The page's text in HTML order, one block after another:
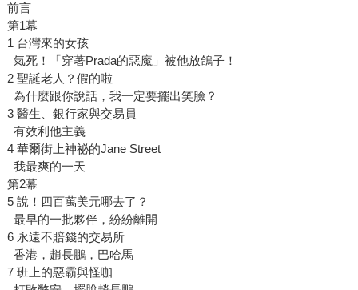
前言
第1幕
1 台灣來的女孩
氣死！「穿著Prada的惡魔」被他放鴿子！
2 聖誕老人？假的啦
為什麼跟你說話，我一定要擺出笑臉？
3 醫生、銀行家與交易員
有效利他主義
4 華爾街上神祕的Jane Street
我最爽的一天
第2幕
5 說！四百萬美元哪去了？
最早的一批夥伴，紛紛離開
6 永遠不賠錢的交易所
香港，趙長鵬，巴哈馬
7 班上的惡霸與怪咖